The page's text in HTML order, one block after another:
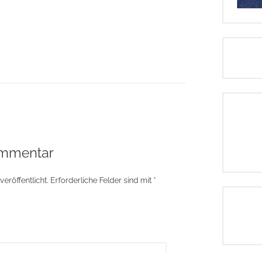
Erforderliche Felder sind mit *